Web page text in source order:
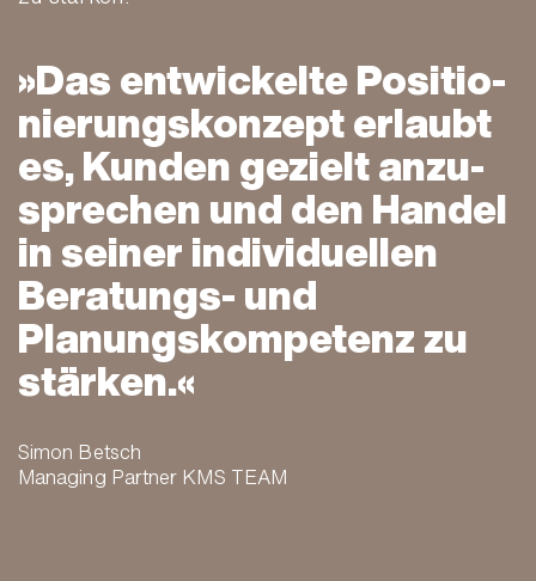
Das ent­wickelte Positio­
nierungs­konzept erlaubt
es, Kunden gezielt anzu­
sprechen und den Handel
in seiner indivi­duellen
Beratungs- und
Planungs­kompetenz zu
stärken.
Simon Betsch
Managing Partner KMS TEAM